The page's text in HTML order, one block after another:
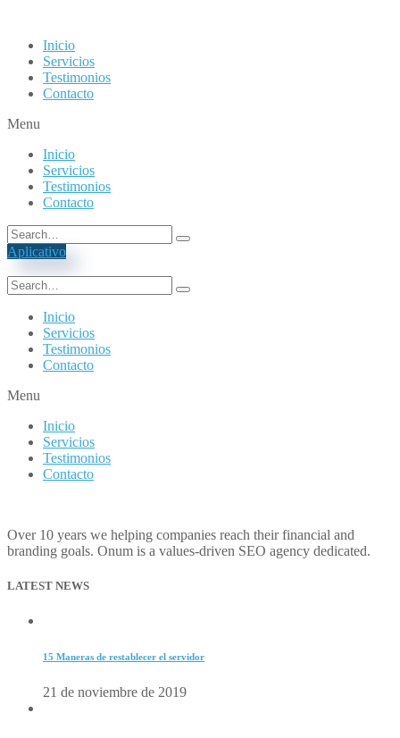
Inicio
Servicios
Testimonios
Contacto
Menu
Inicio
Servicios
Testimonios
Contacto
Aplicativo
Inicio
Servicios
Testimonios
Contacto
Menu
Inicio
Servicios
Testimonios
Contacto
Over 10 years we helping companies reach their financial and
branding goals. Onum is a values-driven SEO agency dedicated.
LATEST NEWS
15 Maneras de restablecer el servidor
21 de noviembre de 2019